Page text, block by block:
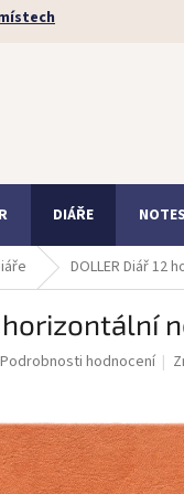
DIÁŘE
DOLLER Diář 12
horizontální
Podrobnosti hodnocení